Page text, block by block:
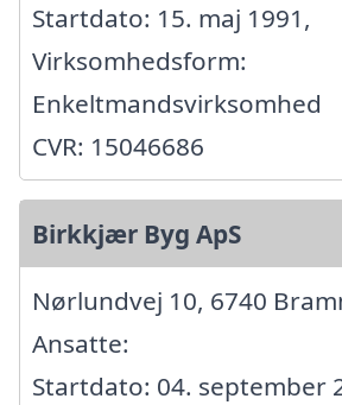
Startdato: 15. maj 1991,
Virksomhedsform:
Enkeltmandsvirksomhed
CVR: 15046686
Birkkjær Byg ApS
Nørlundvej 10, 6740
Ansatte:
Startdato: 04. september